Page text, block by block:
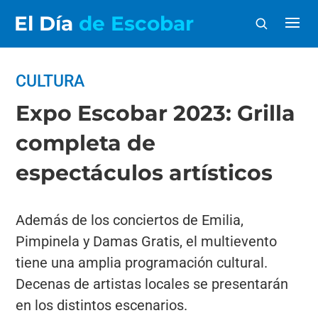
El Día de Escobar
CULTURA
Expo Escobar 2023: Grilla
completa de
espectáculos artísticos
Además de los conciertos de Emilia,
Pimpinela y Damas Gratis, el multievento
tiene una amplia programación cultural.
Decenas de artistas locales se presentarán
en los distintos escenarios.